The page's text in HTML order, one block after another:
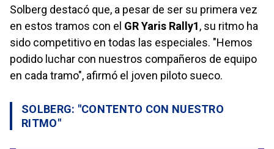
Solberg destacó que, a pesar de ser su primera vez
en estos tramos con el GR Yaris Rally1, su ritmo ha
sido competitivo en todas las especiales. "Hemos
podido luchar con nuestros compañeros de equipo
en cada tramo", afirmó el joven piloto sueco.
SOLBERG: "CONTENTO CON NUESTRO
RITMO"